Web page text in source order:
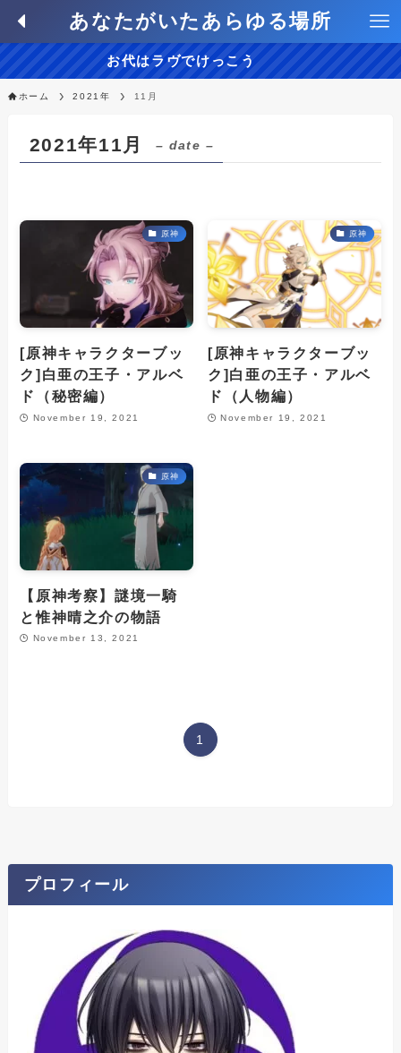
あなたがいたあらゆる場所
お代はラヴでけっこう
ホーム 2021年 11月
2021年11月 – date –
原神
[原神キャラクターブッ
ク]白亜の王子・アルベ
ド（秘密編）
November 19, 2021
原神
[原神キャラクターブッ
ク]白亜の王子・アルベ
ド（人物編）
November 19, 2021
原神
【原神考察】謎境一騎
と惟神晴之介の物語
November 13, 2021
1
プロフィール